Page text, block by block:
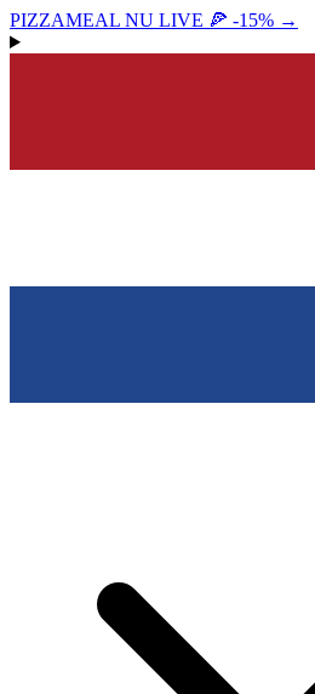
PIZZAMEAL NU LIVE 🍕 -15% →